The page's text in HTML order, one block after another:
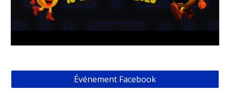
Événement Facebook